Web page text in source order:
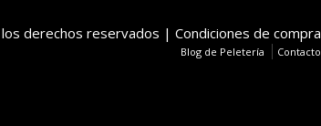
derechos reservados | Condiciones de compra
Blog de Peletería Contacto